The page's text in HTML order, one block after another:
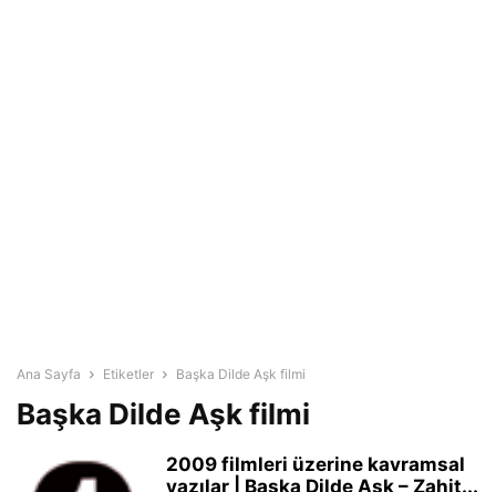
Ana Sayfa Etiketler Başka Dilde Aşk filmi
Başka Dilde Aşk filmi
2009 filmleri üzerine kavramsal
yazılar | Başka Dilde Aşk – Zahit...